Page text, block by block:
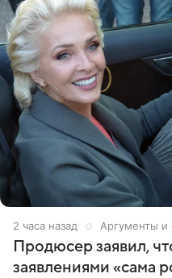
2 часа назад Аргументы и
Продюсер заявил,
заявлениями «сама